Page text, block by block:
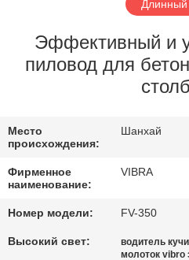
ПУТЕШЕСТВИЕ
ПРОВЕРКА
КАЧЕСТВА
СВЯЖИТЕСЬ
МЫ
Длинный
Эффективный и
пиловод для
Место
происхождения:
Шанхай
Фирменное
наименование:
VIBRA
Номер модели: FV-350
Высокий свет: водитель
молоток vibro